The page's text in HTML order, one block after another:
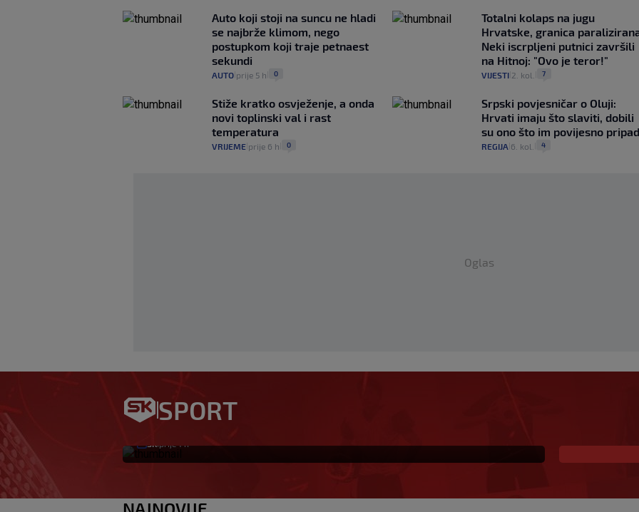
Auto koji stoji na suncu ne hladi
se najbrže klimom, nego
postupkom koji traje petnaest
sekundi
AUTO prije 5 h 0
Totalni kolaps na jugu
Hrvatske, granica
Neki iscrpljeni putnici završili
na Hitnoj: "Ovo je teror!"
VIJESTI| 2. kol. 7
Stiže kratko osvježenje, a onda
novi toplinski val i rast
temperatura
VRIJEME prije 6 h 0
Srpski povjesničar o Oluji:
Hrvati imaju što slaviti, dobili
su ono što im povijesno
REGIJA 6. kol. 4
Oglas
SPORT
Pejin se oglasio nakon što su ga
pretukli: ‘Ne znam zašto sam napadnut’
SK prije 1 h